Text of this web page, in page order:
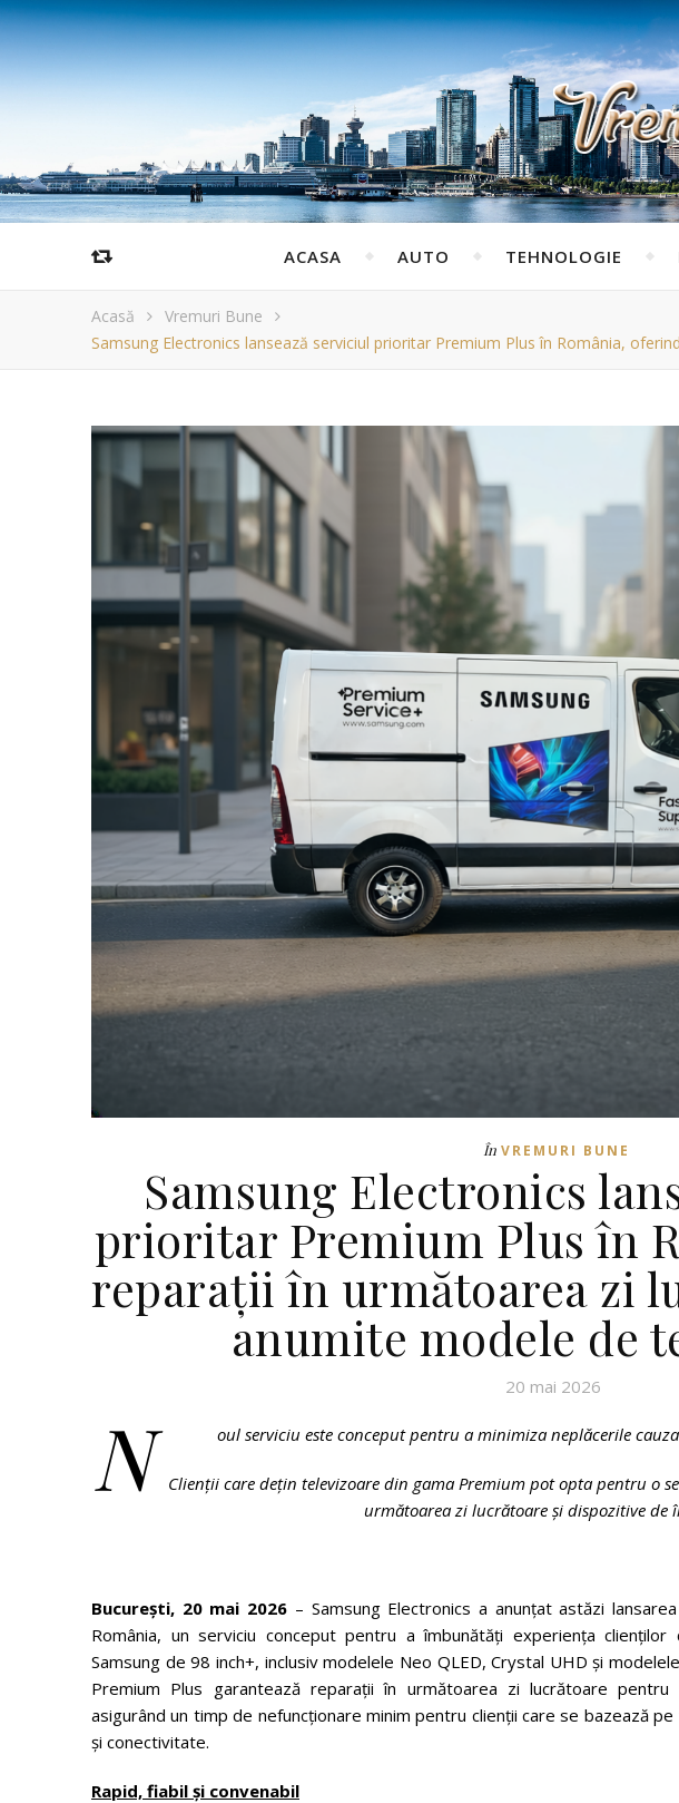
ACASA AUTO TEHNOLOGIE
Acasă
Vremuri Bune
Samsung Electronics lansează serviciul prioritar Premium Plus în România,
În VREMURI BUNE
Samsung Electronics
prioritar Premium Plus în
reparații în următoarea zi
anumite modele de
20 mai 2026
N oul serviciu este conceput pentru a minimiza neplăcerile
Clienții care dețin televizoare din gama Premium pot opta pentru o
următoarea zi lucrătoare și dispozitive de
București, 20 mai 2026 – Samsung Electronics a anunțat astăzi
România, un serviciu conceput pentru a îmbunătăți experiența
Samsung de 98 inch+, inclusiv modelele Neo QLED, Crystal UHD și
Premium Plus garantează reparații în următoarea zi lucrătoare
asigurând un timp de nefuncționare minim pentru clienții care se bazează
și conectivitate.
Rapid, fiabil și convenabil